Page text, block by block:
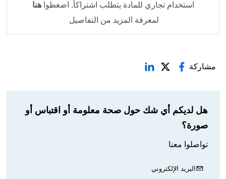
استخدام تجاري للمادة يتطلب اشتراكاً. اضغطواهنا
لمعرفة المزيد من التفاصيل
مشاركة
هل لديكم أي شك حول صحة معلومة أو اقتباس أو
صورة؟
تواصلوا معنا
البريد الإلكتروني